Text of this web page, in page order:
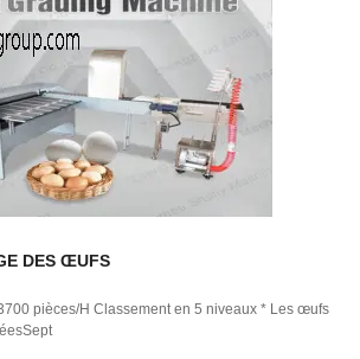
DES ŒUFS
pièces/H Classement en 5 niveaux * Les œufs